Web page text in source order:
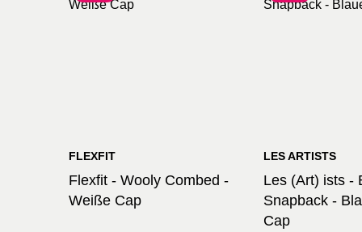
FLEXFIT
Flexfit - Wooly Combed -
Weiße Cap
LES ARTISTS
Les (Art) ists -
Snapback -
Cap